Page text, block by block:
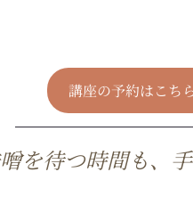
講座の予約はこち
を待つ時間も、